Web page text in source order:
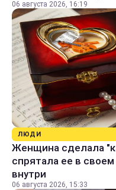
06 августа 2026, 16:19
ЛЮДИ
Женщина сделала
спрятала ее в
внутри
06 августа 2026, 15:33